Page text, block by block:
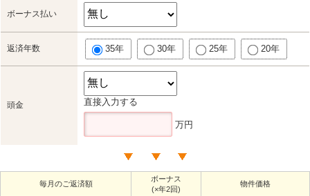
ボーナス払い
返済年数 35年 30年 25年 20年
頭金 直接入力する
万円
毎月のご返済額
ボーナス
(×年2回)
物件価格